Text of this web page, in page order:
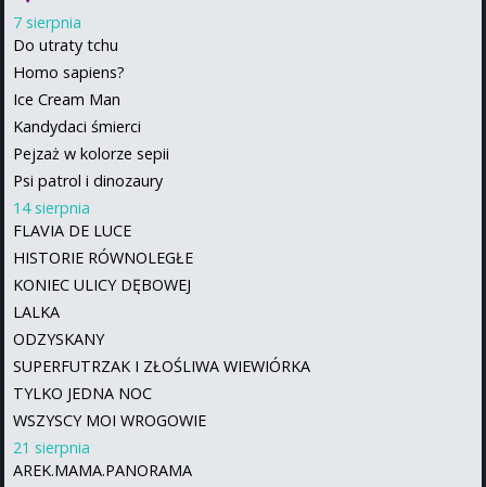
7 sierpnia
Do utraty tchu
Homo sapiens?
Ice Cream Man
Kandydaci śmierci
Pejzaż w kolorze sepii
Psi patrol i dinozaury
14 sierpnia
FLAVIA DE LUCE
HISTORIE RÓWNOLEGŁE
KONIEC ULICY DĘBOWEJ
LALKA
ODZYSKANY
SUPERFUTRZAK I ZŁOŚLIWA WIEWIÓRKA
TYLKO JEDNA NOC
WSZYSCY MOI WROGOWIE
21 sierpnia
AREK.MAMA.PANORAMA